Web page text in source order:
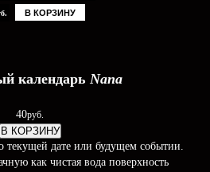
В КОРЗИНУ
календарь Nana
40руб.
В КОРЗИНУ
текущей дате или будущем событии.
как чистая вода поверхность